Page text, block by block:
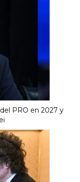
PRO en 2027 y